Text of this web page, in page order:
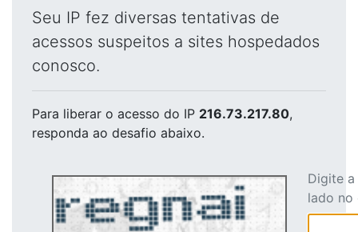
Seu IP fez diversas tentativas de
acessos suspeitos a sites hospedados
conosco.
Para liberar o acesso do IP 216.73.217.80,
responda ao desafio abaixo.
Digite
lado no